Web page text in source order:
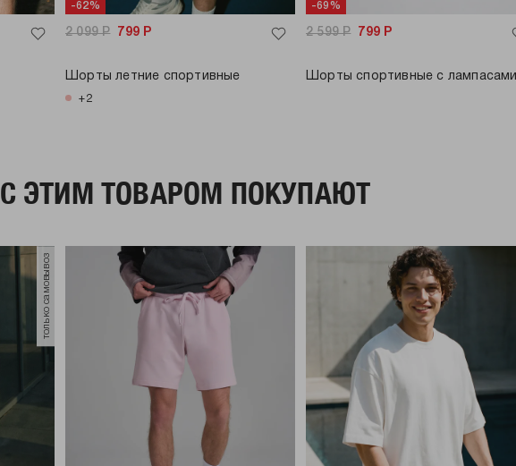
-62%
2 099Р 799 Р
Шорты летние спортивные
+2
-69%
2 599Р 799 Р
Шорты спортивные с лампасами
C ЭТИМ ТОВАРОМ ПОКУПАЮТ
только самовывоз